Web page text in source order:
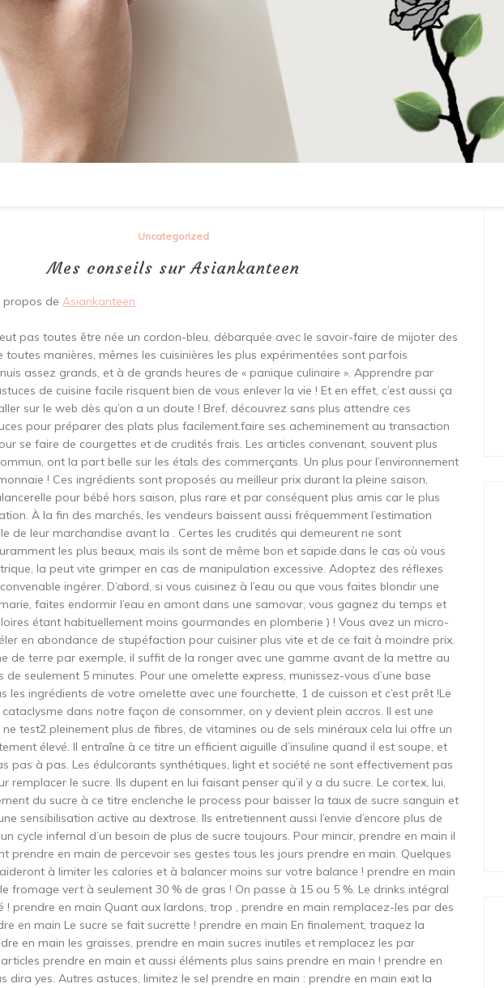
Uncategorized
Mes conseils sur Asiankanteen
propos deAsiankanteen
pas toutes être née un cordon-bleu, débarquée avec le savoir-faire de mijoter des
toutes manières, mêmes les cuisinières les plus expérimentées sont parfois
assez grands, et à de grands heures de « panique culinaire ». Apprendre par
de cuisine facile risquent bien de vous enlever la vie ! Et en effet, c’est aussi ça
sur le web dès qu’on a un doute ! Bref, découvrez sans plus attendre ces
pour préparer des plats plus facilement.faire ses acheminement au transaction
se faire de courgettes et de crudités frais. Les articles convenant, souvent plus
ont la part belle sur les étals des commerçants. Un plus pour l’environnement
! Ces ingrédients sont proposés au meilleur prix durant la pleine saison,
pour bébé hors saison, plus rare et par conséquent plus amis car le plus
À la fin des marchés, les vendeurs baissent aussi fréquemment l’estimation
de leur marchandise avant la . Certes les crudités qui demeurent ne sont
les plus beaux, mais ils sont de même bon et sapide.dans le cas où vous
la peut vite grimper en cas de manipulation excessive. Adoptez des réflexes
ingérer. D’abord, si vous cuisinez à l’eau ou que vous faites blondir une
faites endormir l’eau en amont dans une samovar, vous gagnez du temps et
étant habituellement moins gourmandes en plomberie ) ! Vous avez un micro-
en abondance de stupéfaction pour cuisiner plus vite et de ce fait à moindre prix.
de terre par exemple, il suffit de la ronger avec une gamme avant de la mettre au
seulement 5 minutes. Pour une omelette express, munissez-vous d’une base
les ingrédients de votre omelette avec une fourchette, 1 de cuisson et c’est prêt !Le
dans notre façon de consommer, on y devient plein accros. Il est une
ne test2 pleinement plus de fibres, de vitamines ou de sels minéraux cela lui offre un
élevé. Il entraîne à ce titre un efficient aiguille d’insuline quand il est soupe, et
pas à pas. Les édulcorants synthétiques, light et société ne sont effectivement pas
remplacer le sucre. Ils dupent en lui faisant penser qu’il y a du sucre. Le cortex, lui,
du sucre à ce titre enclenche le process pour baisser la taux de sucre sanguin et
sensibilisation active au dextrose. Ils entretiennent aussi l’envie d’encore plus de
cycle infernal d’un besoin de plus de sucre toujours. Pour mincir, prendre en main il
prendre en main de percevoir ses gestes tous les jours prendre en main. Quelques
à limiter les calories et à balancer moins sur votre balance ! prendre en main
fromage vert à seulement 30 % de gras ! On passe à 15 ou 5 %. Le drinks intégral
! prendre en main Quant aux lardons, trop , prendre en main remplacez-les par des
en main Le sucre se fait sucrette ! prendre en main En finalement, traquez la
en main les graisses, prendre en main sucres inutiles et remplacez les par
prendre en main et aussi éléments plus sains prendre en main ! prendre en
dira yes. Autres astuces, limitez le sel prendre en main : prendre en main exit la